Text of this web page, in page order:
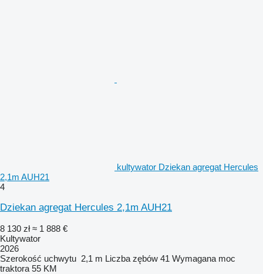
kultywator Dziekan agregat Hercules
2,1m AUH21
4
Dziekan agregat Hercules 2,1m AUH21
8 130 zł ≈ 1 888 €
Kultywator
2026
Szerokość uchwytu 2,1 m Liczba zębów 41 Wymagana moc
traktora 55 KM